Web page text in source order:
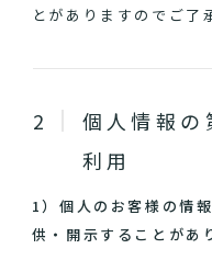
とがありますのでご了
個人情報の
利用
1）個人のお客様の情
供・開示することがあ